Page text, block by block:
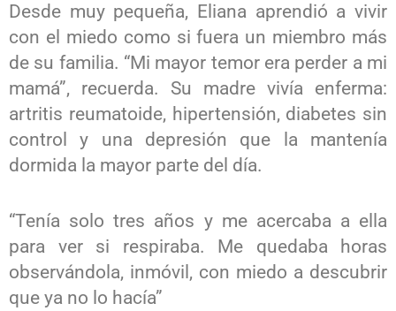
Desde muy pequeña, Eliana aprendió a vivir
con el miedo como si fuera un miembro más
de su familia. “Mi mayor temor era perder a mi
mamá”, recuerda. Su madre vivía enferma:
artritis reumatoide, hipertensión, diabetes sin
control y una depresión que la mantenía
dormida la mayor parte del día.
“Tenía solo tres años y me acercaba a ella
para ver si respiraba. Me quedaba horas
observándola, inmóvil, con miedo a descubrir
que ya no lo hacía”